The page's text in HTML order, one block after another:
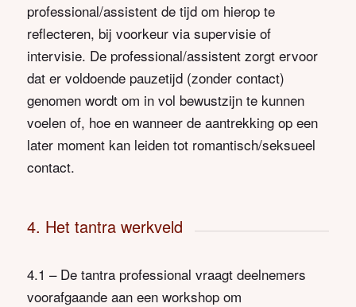
professional/assistent de tijd om hierop te
reflecteren, bij voorkeur via supervisie of
intervisie. De professional/assistent zorgt ervoor
dat er voldoende pauzetijd (zonder contact)
genomen wordt om in vol bewustzijn te kunnen
voelen of, hoe en wanneer de aantrekking op een
later moment kan leiden tot romantisch/seksueel
contact.
4. Het tantra werkveld
4.1 – De tantra professional vraagt deelnemers
voorafgaande aan een workshop om